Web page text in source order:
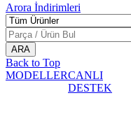
Arora İndirimleri
Back to Top
MODELLERCANLI
DESTEK